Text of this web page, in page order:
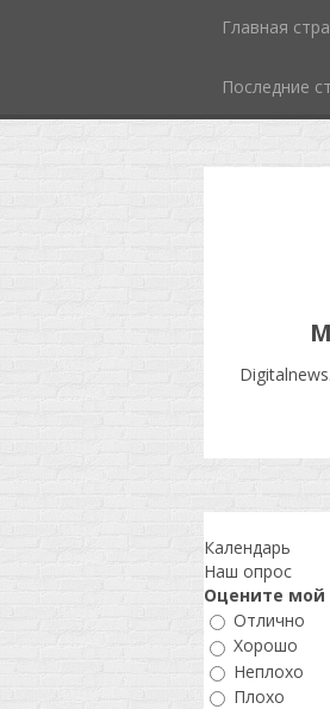
Главная
Последние
Календарь
Наш опрос
Оцените мой
Отлично
Хорошо
Неплохо
Плохо